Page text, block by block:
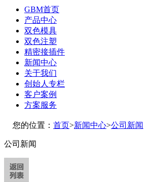
GBM首页
产品中心
双色模具
双色注塑
精密接插件
新闻中心
关于我们
创始人专栏
客户案例
方案服务
您的位置： 首页>新闻中心>公司新闻
公司新闻